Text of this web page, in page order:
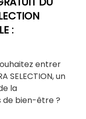
:
entrer
SELECTION, un
la
de bien-être ?